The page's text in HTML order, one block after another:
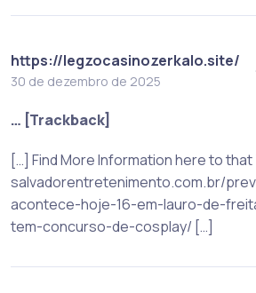
https://legzocasinozerkalo.site/
30 de dezembro de 2025
… [Trackback]
[…] Find More Information here to that
salvadorentretenimento.com.br/
acontece-hoje-16-em-lauro-de-
tem-concurso-de-cosplay/ […]